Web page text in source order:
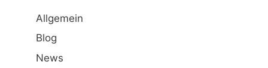
Allgemein
Blog
News